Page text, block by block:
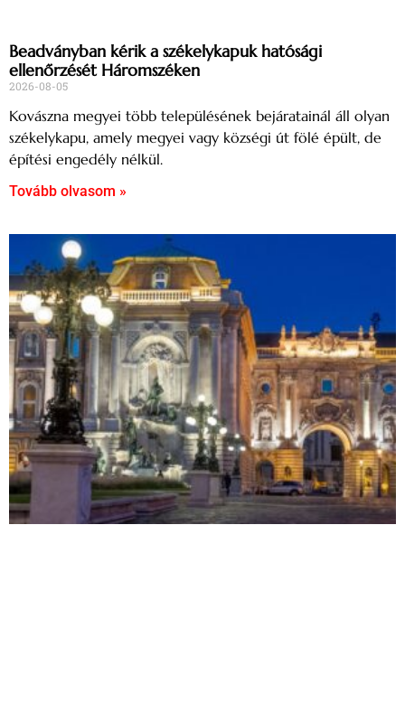
Beadványban kérik a székelykapuk hatósági
ellenőrzését Háromszéken
2026-08-05
Kovászna megyei több településének bejáratainál áll olyan
székelykapu, amely megyei vagy községi út fölé épült, de
építési engedély nélkül.
Tovább olvasom »